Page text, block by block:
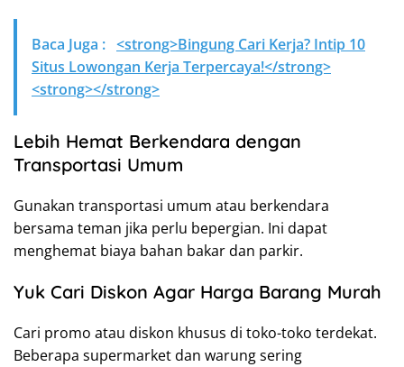
Baca Juga : <strong>Bingung Cari Kerja? Intip 10
Situs Lowongan Kerja Terpercaya!</strong>
<strong></strong>
Lebih Hemat Berkendara dengan
Transportasi Umum
Gunakan transportasi umum atau berkendara
bersama teman jika perlu bepergian. Ini dapat
menghemat biaya bahan bakar dan parkir.
Yuk Cari Diskon Agar Harga Barang Murah
Cari promo atau diskon khusus di toko-toko terdekat.
Beberapa supermarket dan warung sering